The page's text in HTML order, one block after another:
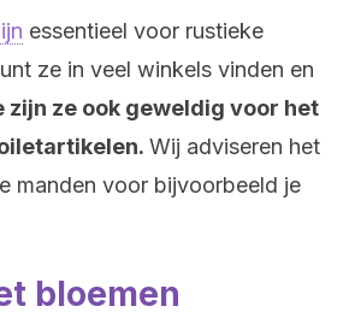
essentieel voor rustieke
ze in veel winkels vinden en
zijn ze ook geweldig voor het
Wij adviseren het
manden voor bijvoorbeeld je
bloemen